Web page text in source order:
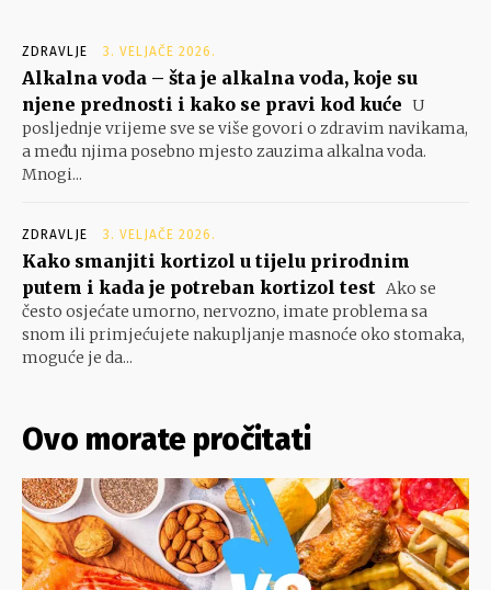
ZDRAVLJE 3. VELJAČE 2026.
Alkalna voda – šta je alkalna voda, koje su
njene prednosti i kako se pravi kod kuće U
posljednje vrijeme sve se više govori o zdravim navikama,
a među njima posebno mjesto zauzima alkalna voda.
Mnogi...
ZDRAVLJE 3. VELJAČE 2026.
Kako smanjiti kortizol u tijelu prirodnim
putem i kada je potreban kortizol test Ako se
često osjećate umorno, nervozno, imate problema sa
snom ili primjećujete nakupljanje masnoće oko stomaka,
moguće je da...
Ovo morate pročitati